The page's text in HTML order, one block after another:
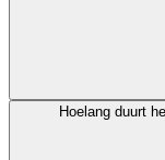
Hoelang duurt